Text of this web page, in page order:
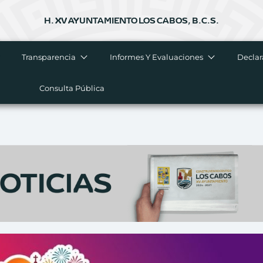
H. XV AYUNTAMIENTO LOS CABOS, B.C.S.
Transparencia Informes Y Evaluaciones
Consulta Pública